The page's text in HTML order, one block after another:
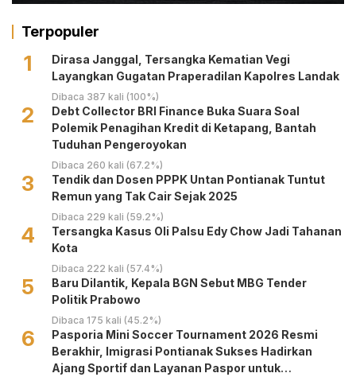
Terpopuler
1
Dirasa Janggal, Tersangka Kematian Vegi
Layangkan Gugatan Praperadilan Kapolres Landak
Dibaca 387 kali (100%)
2
Debt Collector BRI Finance Buka Suara Soal
Polemik Penagihan Kredit di Ketapang, Bantah
Tuduhan Pengeroyokan
Dibaca 260 kali (67.2%)
3
Tendik dan Dosen PPPK Untan Pontianak Tuntut
Remun yang Tak Cair Sejak 2025
Dibaca 229 kali (59.2%)
4
Tersangka Kasus Oli Palsu Edy Chow Jadi Tahanan
Kota
Dibaca 222 kali (57.4%)
5
Baru Dilantik, Kepala BGN Sebut MBG Tender
Politik Prabowo
Dibaca 175 kali (45.2%)
6
Pasporia Mini Soccer Tournament 2026 Resmi
Berakhir, Imigrasi Pontianak Sukses Hadirkan
Ajang Sportif dan Layanan Paspor untuk